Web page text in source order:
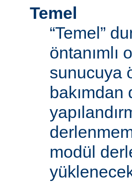
Temel
“Temel”
öntanımlı
sunucuya
modül